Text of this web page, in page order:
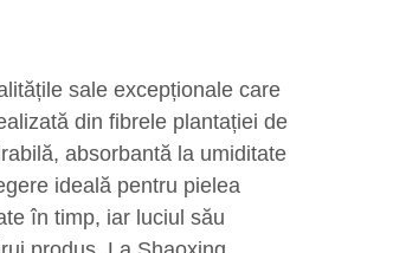
sale excepționale care
din fibrele plantației de
absorbantă la umiditate
ideală pentru pielea
în timp, iar luciul său